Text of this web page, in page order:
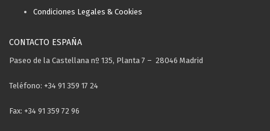
Condiciones Legales & Cookies
CONTACTO ESPAÑA
Paseo de la Castellana nº 135, Planta 7 – 28046 Madrid
Teléfono: +34 91 359 17 24
Fax: +34 91 359 72 96